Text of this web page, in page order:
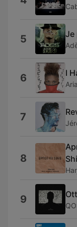
5 Je
6 I
7
8
9